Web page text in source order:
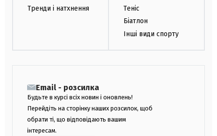
Тренди і натхнення
Теніс
Біатлон
Інші види спорту
Email - розсилка
Будьте в курсі всіх новин і оновлень!
Перейдіть на сторінку наших розсилок, щоб
обрати ті, що відповідають вашим
інтересам.